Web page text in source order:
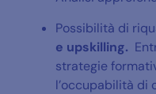
Possibilità di
e upskilling.
strategie
l’occupabilità di